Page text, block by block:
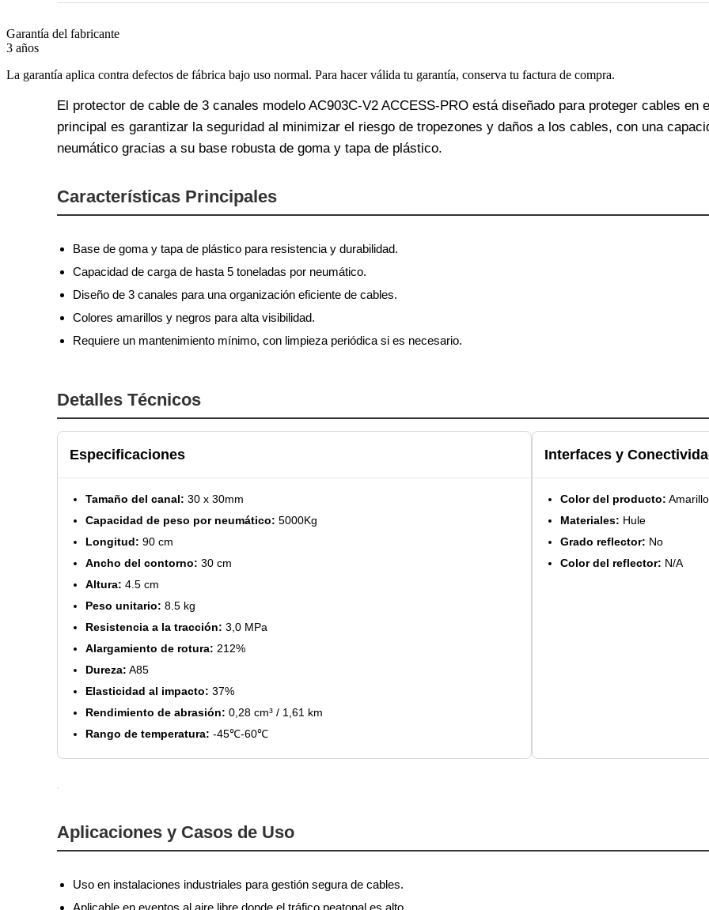
Garantía del fabricante
3 años
La garantía aplica contra defectos de fábrica bajo uso normal. Para hacer válida tu garantía, conserva tu factura de compra.
El protector de cable de 3 canales modelo AC903C-V2 ACCESS-PRO está diseñado para proteger cables
principal es garantizar la seguridad al minimizar el riesgo de tropezones y daños a los cables, con una
neumático gracias a su base robusta de goma y tapa de plástico.
Características Principales
Base de goma y tapa de plástico para resistencia y durabilidad.
Capacidad de carga de hasta 5 toneladas por neumático.
Diseño de 3 canales para una organización eficiente de cables.
Colores amarillos y negros para alta visibilidad.
Requiere un mantenimiento mínimo, con limpieza periódica si es necesario.
Detalles Técnicos
Especificaciones
Tamaño del canal: 30 x 30mm
Capacidad de peso por neumático: 5000Kg
Longitud: 90 cm
Ancho del contorno: 30 cm
Altura: 4.5 cm
Peso unitario: 8.5 kg
Resistencia a la tracción: 3,0 MPa
Alargamiento de rotura: 212%
Dureza: A85
Elasticidad al impacto: 37%
Rendimiento de abrasión: 0,28 cm³ / 1,61 km
Rango de temperatura: -45℃-60℃
Interfaces y
Color del producto:
Materiales: Hule
Grado reflector: No
Color del reflector: N/A
Aplicaciones y Casos de Uso
Uso en instalaciones industriales para gestión segura de cables.
Aplicable en eventos al aire libre donde el tráfico peatonal es alto.